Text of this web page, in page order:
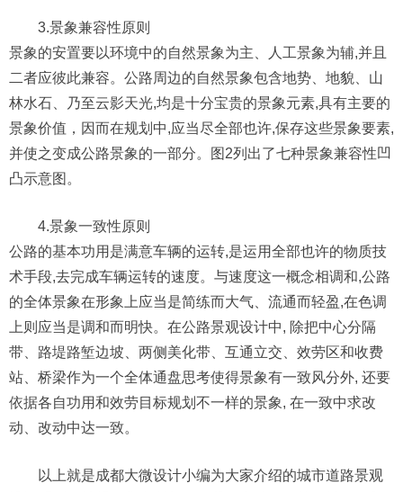
3.景象兼容性原则
景象的安置要以环境中的自然景象为主、人工景象为辅,并且
二者应彼此兼容。公路周边的自然景象包含地势、地貌、山
林水石、乃至云影天光,均是十分宝贵的景象元素,具有主要的
景象价值，因而在规划中,应当尽全部也许,保存这些景象要素,
并使之变成公路景象的一部分。图2列出了七种景象兼容性凹
凸示意图。
4.景象一致性原则
公路的基本功用是满意车辆的运转,是运用全部也许的物质技
术手段,去完成车辆运转的速度。与速度这一概念相调和,公路
的全体景象在形象上应当是简练而大气、流通而轻盈,在色调
上则应当是调和而明快。在公路景观设计中, 除把中心分隔
带、路堤路堑边坡、两侧美化带、互通立交、效劳区和收费
站、桥梁作为一个全体通盘思考使得景象有一致风分外, 还要
依据各自功用和效劳目标规划不一样的景象, 在一致中求改
动、改动中达一致。
以上就是成都大微设计小编为大家介绍的城市道路景观